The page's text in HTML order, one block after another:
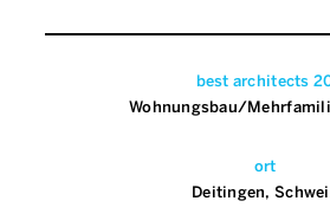
best architects
Wohnungsbau/
ort
Deitingen,